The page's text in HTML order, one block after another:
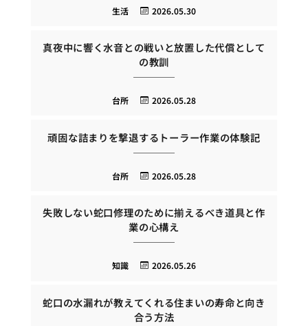
2026.05.30
生活
真夜中に響く水音との戦いと放置した代償として
の教訓
2026.05.28
台所
頑固な詰まりを撃退するトーラー作業の体験記
2026.05.28
台所
失敗しない蛇口修理のために揃えるべき道具と作
業の心構え
2026.05.26
知識
蛇口の水漏れが教えてくれる住まいの寿命と向き
合う方法